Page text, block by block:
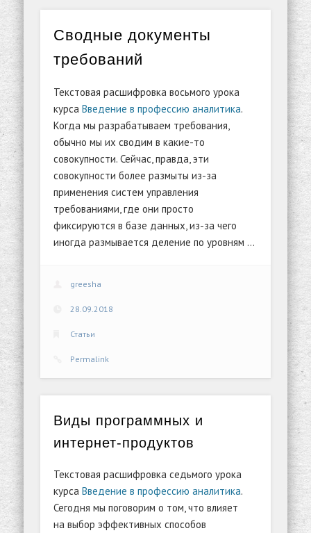
Сводные документы
требований
Текстовая расшифровка восьмого урока
курсаВведение в профессию аналитика.
Когда мы разрабатываем требования,
обычно мы их сводим в какие-то
совокупности. Сейчас, правда, эти
совокупности более размыты из-за
применения систем управления
требованиями, где они просто
фиксируются в базе данных, из-за чего
иногда размывается деление по уровням …
greesha
28.09.2018
Статьи
Permalink
Виды программных и
интернет-продуктов
Текстовая расшифровка седьмого урока
курсаВведение в профессию аналитика.
Сегодня мы поговорим о том, что влияет
на выбор эффективных способов